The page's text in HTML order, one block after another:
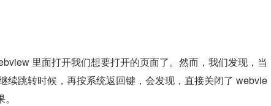
里面打开我们想要打开的页面了。然而，我们发现，当
续跳转时候，再按系统返回键，会发现，直接关闭了 webvie